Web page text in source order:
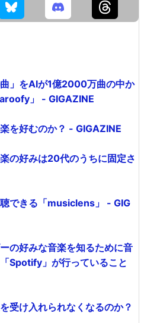
曲」をAIが1億2000万曲の中か
」 - GIGAZINE
を好むのか？ - GIGAZINE
の好みは20代のうちに固定さ
できる「musiclens」 - GIG
の好みな音楽を知るために音
Spotify」が行っていること
受け入れられなくなるのか？